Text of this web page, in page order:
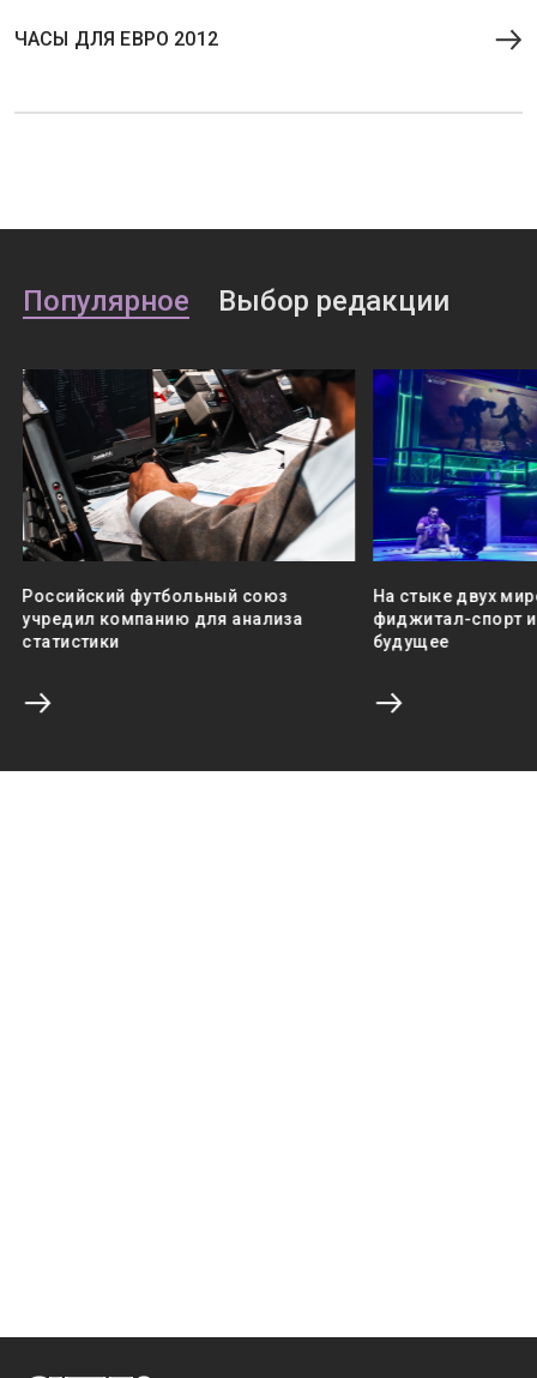
ЧАСЫ ДЛЯ ЕВРО 2012
Популярное Выбор редакции
Российский футбольный союз
учредил компанию для анализа
статистики
На стыке двух
фиджитал-спорт
будущее